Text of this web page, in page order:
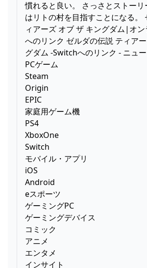
慣れると良い。 さっさとストーリ
はリトの村を目指すことになる。
ィアーズ オブ ザ キングダム|オ
へのリンク ゼルダの伝説 ティア
グダム -Switchへのリンク - ニュ
PCゲーム
Steam
Origin
EPIC
家庭用ゲーム機
PS4
XboxOne
Switch
モバイル・アプリ
iOS
Android
eスポーツ
ゲーミングPC
ゲーミングデバイス
コミック
アニメ
エンタメ
インサイト